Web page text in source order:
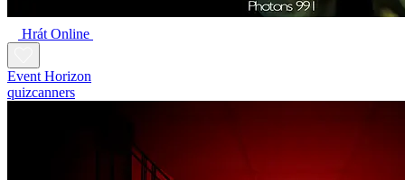
Hrát Online
Event Horizon
quizcanners